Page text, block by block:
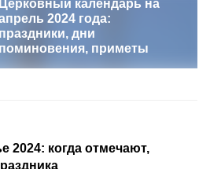
Церковный календарь на
2024 года:
праздники, дни
поминовения, приметы
2024: когда отмечают,